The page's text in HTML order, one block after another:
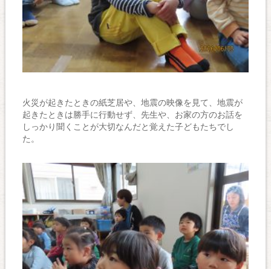
火災が起きたときの紙芝居や、地震の映像を見て、地震が
起きたときは勝手に行動せず、先生や、お家の方のお話を
しっかり聞くことが大切なんだと覚えた子どもたちでし
た。